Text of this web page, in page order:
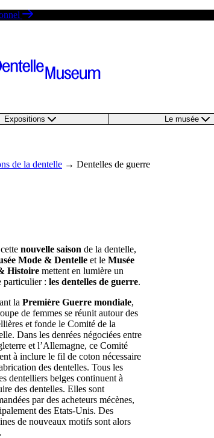
Expositions Le musée
de la dentelle → Dentelles de guerre
nouvelle saison de la dentelle,
Mode & Dentelle et le Musée
Histoire mettent en lumière un
particulier : les dentelles de guerre.
la Première Guerre mondiale,
de femmes se réunit autour des
et fonde le Comité de la
Dans les denrées négociées entre
et l’Allemagne, ce Comité
à inclure le fil de coton nécessaire
des dentelles. Tous les
dentelliers belges continuent à
des dentelles. Elles sont
par des acheteurs mécènes,
des Etats-Unis. Des
de nouveaux motifs sont alors